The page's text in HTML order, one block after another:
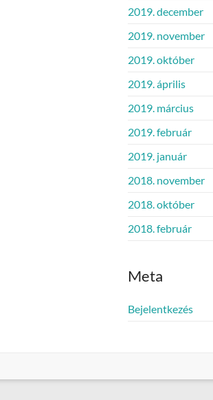
2019. december
2019. november
2019. október
2019. április
2019. március
2019. február
2019. január
2018. november
2018. október
2018. február
Meta
Bejelentkezés